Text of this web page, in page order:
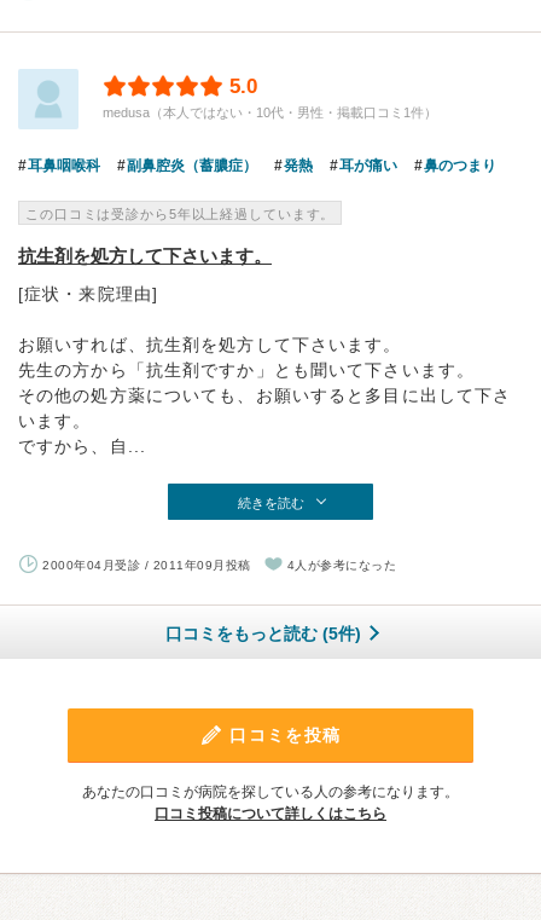
5.0
medusa（本人ではない・10代・男性・掲載口コミ1件）
耳鼻咽喉科 副鼻腔炎（蓄膿症） 発熱 耳が痛い 鼻のつまり
この口コミは受診から5年以上経過しています。
抗生剤を処方して下さいます。
[症状・来院理由]
お願いすれば、抗生剤を処方して下さいます。
先生の方から「抗生剤ですか」とも聞いて下さいます。
その他の処方薬についても、お願いすると多目に出して下さ
います。
ですから、自...
続きを読む
2000年04月受診 / 2011年09月投稿 4人が参考になった
口コミをもっと読む (5件)
口コミを投稿
あなたの口コミが病院を探している人の参考になります。
口コミ投稿について詳しくはこちら